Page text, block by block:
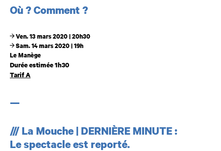
Où ? Comment ?
Ven. 13 mars 2020 | 20h30
Sam. 14 mars 2020 | 19h
Le Manège
Durée estimée 1h30
Tarif A
—
/// La Mouche | DERNIÈRE MINUTE :
Le spectacle est reporté.